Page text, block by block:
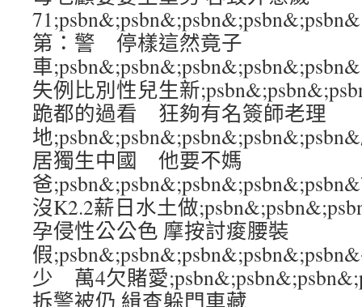
第：警 停樣這然竟子
車
失例比別性兒生新
跪都的過看 狂夠有名簽師老理
地
居獨生中國 他要不媽
爸
沒K2.2薪日水土做
孕侵性公公色 摩按討痠腰裝
假
少 萬4欠賭愛
拆警被仍 緝查躲門車藏